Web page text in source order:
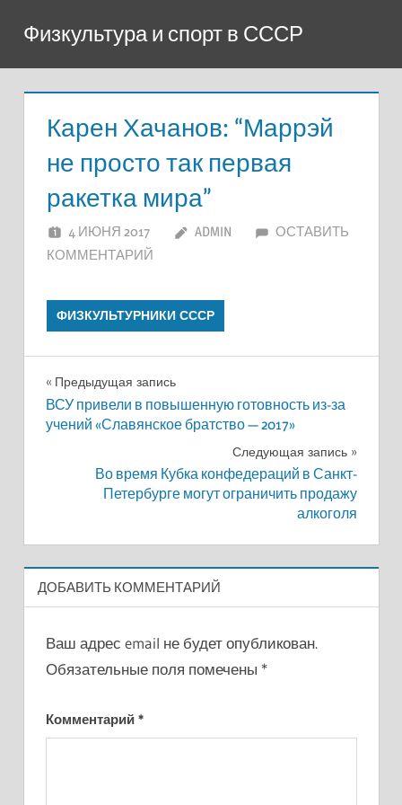
содержимому
Физкультура и спорт в СССР
Карен Хачанов: “Маррэй
не просто так первая
ракетка мира”
4 ИЮНЯ 2017 ADMIN
ОСТАВИТЬ
КОММЕНТАРИЙ
ФИЗКУЛЬТУРНИКИ СССР
Навигация
по
Предыдущая запись
ВСУ привели в повышенную готовность из-за
учений «Славянское братство — 2017»
Следующая запись
Во время Кубка конфедераций в Санкт-
Петербурге могут ограничить продажу
алкоголя
ДОБАВИТЬ КОММЕНТАРИЙ
Ваш адрес email не будет опубликован.
Обязательные поля помечены *
Комментарий *